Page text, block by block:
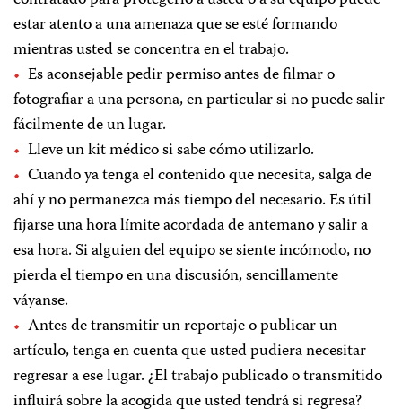
estar atento a una amenaza que se esté formando
mientras usted se concentra en el trabajo.
Es aconsejable pedir permiso antes de filmar o
fotografiar a una persona, en particular si no puede salir
fácilmente de un lugar.
Lleve un kit médico si sabe cómo utilizarlo.
Cuando ya tenga el contenido que necesita, salga de
ahí y no permanezca más tiempo del necesario. Es útil
fijarse una hora límite acordada de antemano y salir a
esa hora. Si alguien del equipo se siente incómodo, no
pierda el tiempo en una discusión, sencillamente
váyanse.
Antes de transmitir un reportaje o publicar un
artículo, tenga en cuenta que usted pudiera necesitar
regresar a ese lugar. ¿El trabajo publicado o transmitido
influirá sobre la acogida que usted tendrá si regresa?